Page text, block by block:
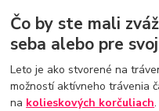
Čo by ste mali
seba alebo pre
Leto je ako stvorené na
možností aktívneho trávenia
na kolieskových korčuliach.